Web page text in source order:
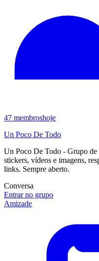
47 membroshoje
Un Poco De Todo
Un Poco De Todo - Grupo
stickers, vídeos e imagens,
links. Sempre aberto.
Conversa
Entrar no grupo
Amizade